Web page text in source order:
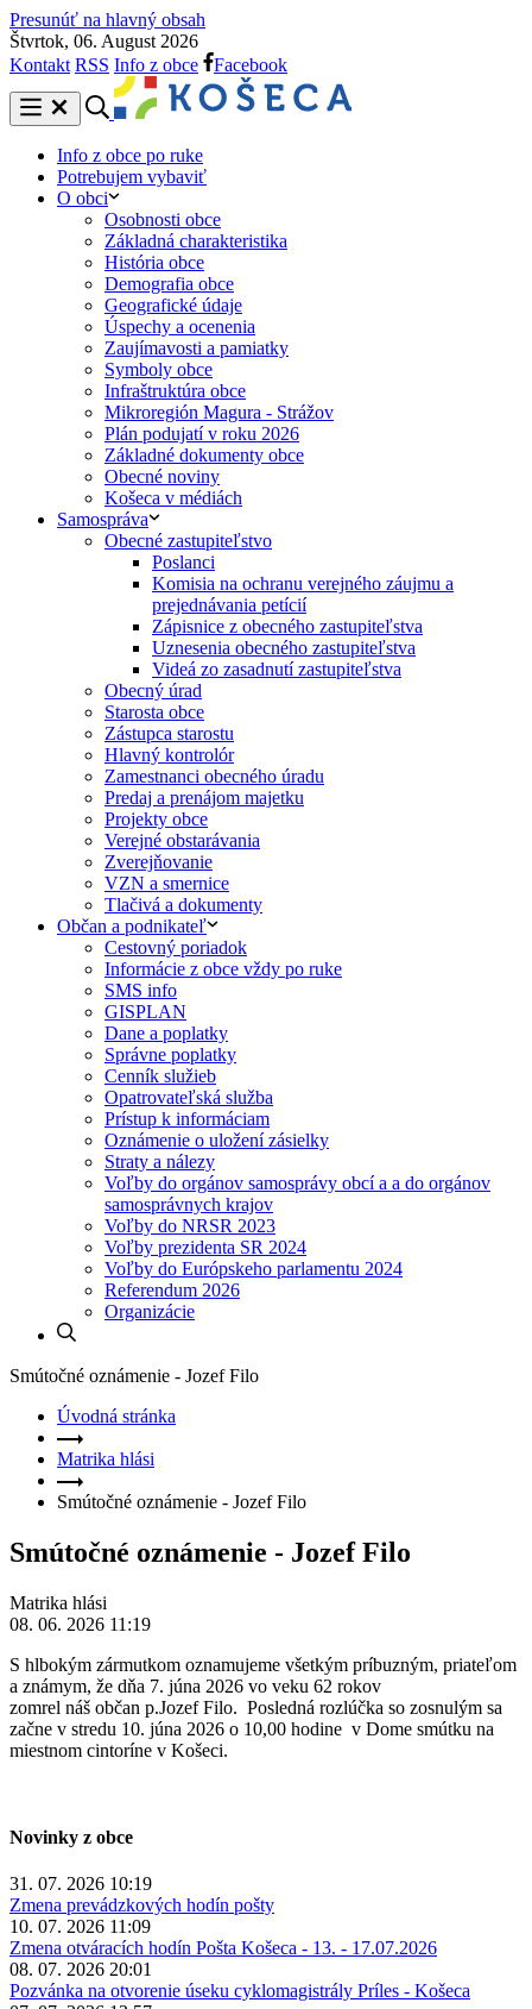
Presunúť na hlavný obsah
Štvrtok, 06. August 2026
Kontakt RSS Info z obce Facebook
Info z obce po ruke
Potrebujem vybaviť
O obci
Osobnosti obce
Základná charakteristika
História obce
Demografia obce
Geografické údaje
Úspechy a ocenenia
Zaujímavosti a pamiatky
Symboly obce
Infraštruktúra obce
Mikroregión Magura - Strážov
Plán podujatí v roku 2026
Základné dokumenty obce
Obecné noviny
Košeca v médiách
Samospráva
Obecné zastupiteľstvo
Poslanci
Komisia na ochranu verejného záujmu a
prejednávania petícií
Zápisnice z obecného zastupiteľstva
Uznesenia obecného zastupiteľstva
Videá zo zasadnutí zastupiteľstva
Obecný úrad
Starosta obce
Zástupca starostu
Hlavný kontrolór
Zamestnanci obecného úradu
Predaj a prenájom majetku
Projekty obce
Verejné obstarávania
Zverejňovanie
VZN a smernice
Tlačivá a dokumenty
Občan a podnikateľ
Cestovný poriadok
Informácie z obce vždy po ruke
SMS info
GISPLAN
Dane a poplatky
Správne poplatky
Cenník služieb
Opatrovateľská služba
Prístup k informáciam
Oznámenie o uložení zásielky
Straty a nálezy
Voľby do orgánov samosprávy obcí a a do orgánov
samosprávnych krajov
Voľby do NRSR 2023
Voľby prezidenta SR 2024
Voľby do Európskeho parlamentu 2024
Referendum 2026
Organizácie
Smútočné oznámenie - Jozef Filo
Úvodná stránka
Matrika hlási
Smútočné oznámenie - Jozef Filo
Smútočné oznámenie - Jozef Filo
Matrika hlási
08. 06. 2026 11:19
S hlbokým zármutkom oznamujeme všetkým príbuzným, priateľom
a známym, že dňa 7. júna 2026 vo veku 62 rokov
zomrel náš občan p.Jozef Filo. Posledná rozlúčka so zosnulým sa
začne v stredu 10. júna 2026 o 10,00 hodine v Dome smútku na
miestnom cintoríne v Košeci.
Novinky z obce
31. 07. 2026 10:19
Zmena prevádzkových hodín pošty
10. 07. 2026 11:09
Zmena otváracích hodín Pošta Košeca - 13. - 17.07.2026
08. 07. 2026 20:01
Pozvánka na otvorenie úseku cyklomagistrály Príles - Košeca